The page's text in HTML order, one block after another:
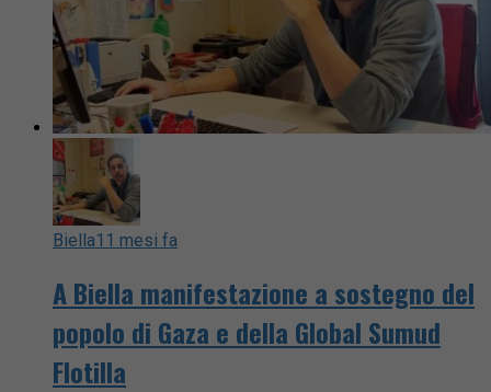
Biella11 mesi fa
A Biella manifestazione a sostegno del
popolo di Gaza e della Global Sumud
Flotilla